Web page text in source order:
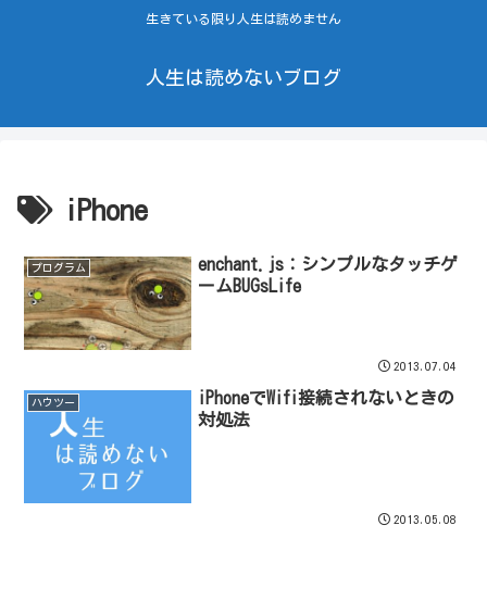
生きている限り人生は読めません
人生は読めないブログ
iPhone
プログラム
enchant.js：シンプルなタッチゲ
ームBUGsLife
2013.07.04
ハウツー
iPhoneでWifi接続されないときの
対処法
2013.05.08